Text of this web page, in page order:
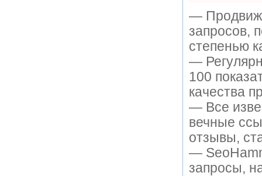
—
запросов,
степенью
—
100
качества
— Все
вечные
отзывы,
—
запросы,